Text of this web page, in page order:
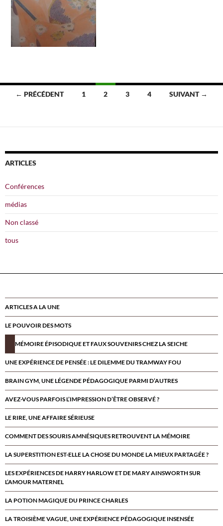
Navigation
articles
← PRÉCÉDENT 1 2 3 4 SUIVANT →
ARTICLES
Conférences
médias
Non classé
tous
ARTICLES A LA UNE
LE POUVOIR DES MOTS
MÉMOIRE ÉPISODIQUE ET FAUX SOUVENIRS CHEZ LA SEICHE
UNE EXPÉRIENCE DE PENSÉE : LE DILEMME DU TRAMWAY FOU
BRAIN GYM, UNE LÉGENDE PÉDAGOGIQUE PARMI D’AUTRES
AVEZ-VOUS PARFOIS L’IMPRESSION D’ÊTRE OBSERVÉ ?
LE RIRE, UNE AFFAIRE SÉRIEUSE
COMMENT DES SOURIS AMNÉSIQUES RETROUVENT LA MÉMOIRE
LA SUPERSTITION EST-ELLE LA CHOSE DU MONDE LA MIEUX PARTAGÉE ?
LES EXPÉRIENCES DE HARRY HARLOW ET DE MARY AINSWORTH SUR
L’AMOUR MATERNEL
LA POTION MAGIQUE DU PRINCE CHARLES
LA TROISIÈME VAGUE, UNE EXPÉRIENCE PÉDAGOGIQUE INSENSÉE